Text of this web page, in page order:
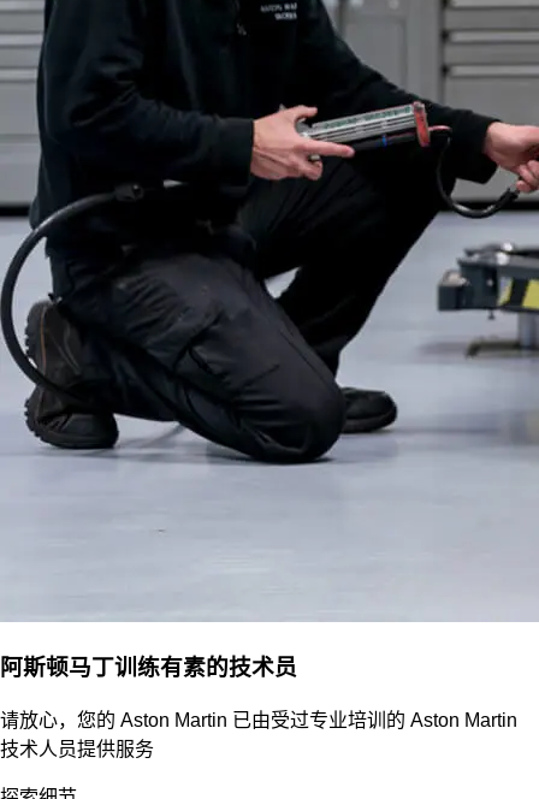
阿斯顿马丁训练有素的技术员
请放心，您的 Aston Martin 已由受过专业培训的 Aston Martin
技术人员提供服务